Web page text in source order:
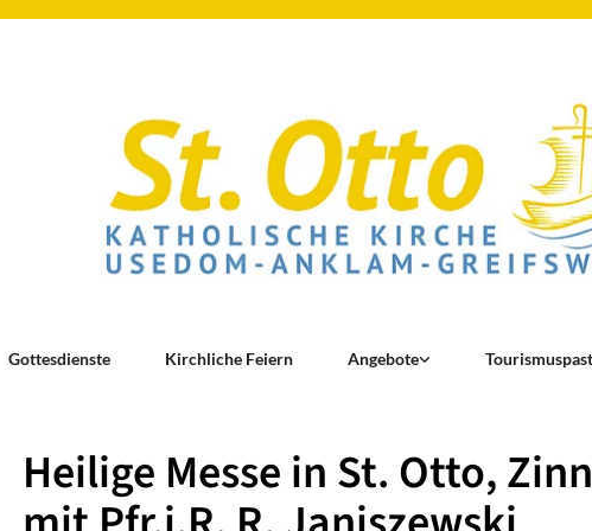
Gottesdienste Kirchliche Feiern Angebote
Heilige Messe in St. Otto,